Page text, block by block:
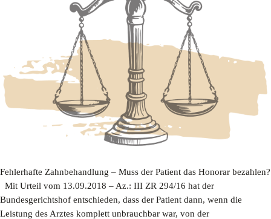
Fehlerhafte Zahnbehandlung – Muss der Patient das Honorar bezahlen?
Mit Urteil vom 13.09.2018 – Az.: III ZR 294/16 hat der
Bundesgerichtshof entschieden, dass der Patient dann, wenn die
Leistung des Arztes komplett unbrauchbar war, von der